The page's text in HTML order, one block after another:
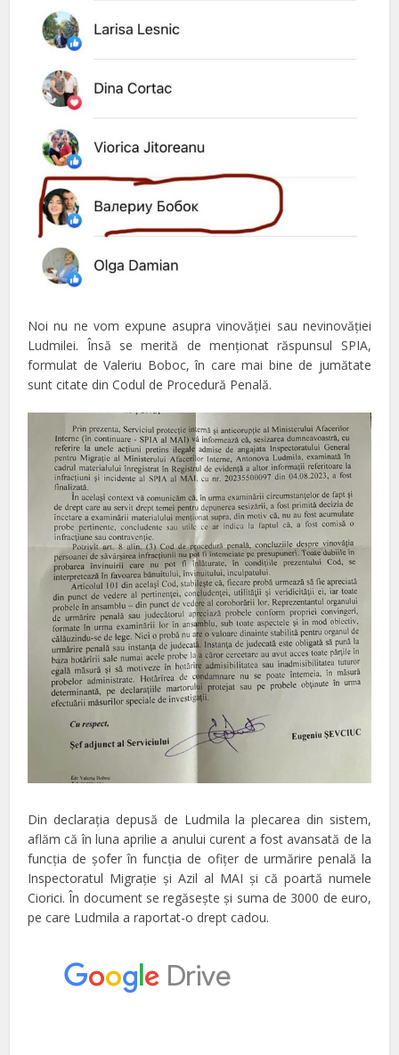
Noi nu ne vom expune asupra vinovăţiei sau nevinovăţiei
Ludmilei. Însă se merită de menţionat răspunsul SPIA,
formulat de Valeriu Boboc, în care mai bine de jumătate
sunt citate din Codul de Procedură Penală.
Din declaraţia depusă de Ludmila la plecarea din sistem,
aflăm că în luna aprilie a anului curent a fost avansată de la
funcţia de şofer în funcţia de ofiţer de urmărire penală la
Inspectoratul Migraţie şi Azil al MAI şi că poartă numele
Ciorici. În document se regăseşte şi suma de 3000 de euro,
pe care Ludmila a raportat-o drept cadou.